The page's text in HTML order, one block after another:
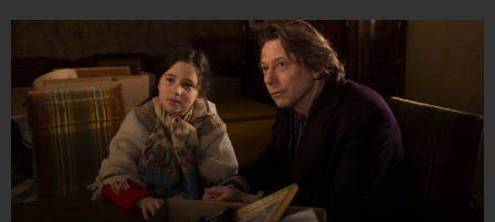
À L’AFFICHE
ÉVÉNEMENTS
CAFÉ DU CINÉ
PRATIQUE
ÉDUCATION AUX IMAGES